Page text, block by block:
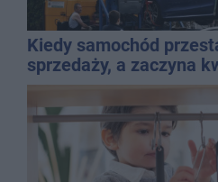
Kiedy samochód
sprzedaży, a zaczyna
kasacji?